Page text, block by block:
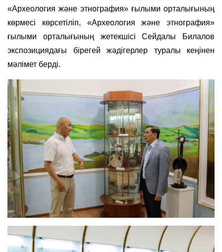
«Археология және этнография» ғылыми орталығының
көрмесі көрсетіліп, «Aрхеология және этнография»
ғылыми орталығының жетекшісі Сейдалы Билалов
экспозициядағы бірегей жәдігерлер туралы кеңінен
мәлімет берді.